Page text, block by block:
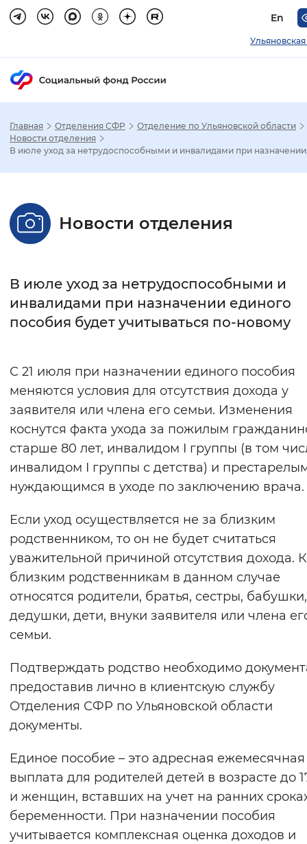
En
Настройка режима отображения
Стандартный Увеличенный
Интервал между буквами
Цвет сайта
Монохромный
Синий фон
Изображения
Включены Выключены
Звуковой ассистент
Воспроизвести Остановить
Главная Отделения СФР
Отделение по Ульяновской области
Новости отделения
В июле уход за нетрудоспособными и инвалидами при
Новости отделения
В июле уход за нетрудоспособными и
инвалидами при назначении единого
пособия будет учитываться по-новому
С 21 июля при назначении единого пособия
меняются условия для отсутствия дохода у
заявителя или члена его семьи. Изменения
коснутся факта ухода за пожилым
старше 80 лет, инвалидом I группы (в том
инвалидом I группы с детства) и
нуждающимся в уходе по заключению врача.
Если уход осуществляется не за близким
родственником, то он не будет считаться
уважительной причиной отсутствия дохода. К
близким родственникам в данном случае
относятся родители, братья, сестры, бабушки,
дедушки, дети, внуки заявителя или члена
семьи.
Подтверждать родство необходимо
предоставив лично в клиентскую службу
Отделения СФР по Ульяновской области
документы.
Единое пособие – это адресная ежемесячная
выплата для родителей детей в возрасте до
и женщин, вставших на учет на ранних
беременности. При назначении пособия
учитывается комплексная оценка доходов и